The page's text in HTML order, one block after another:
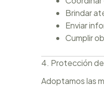
Brindar
Enviar
Cumplir
4. Protección
Adoptamos las